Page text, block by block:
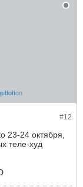
#12
23-24 октября,
теле-худ